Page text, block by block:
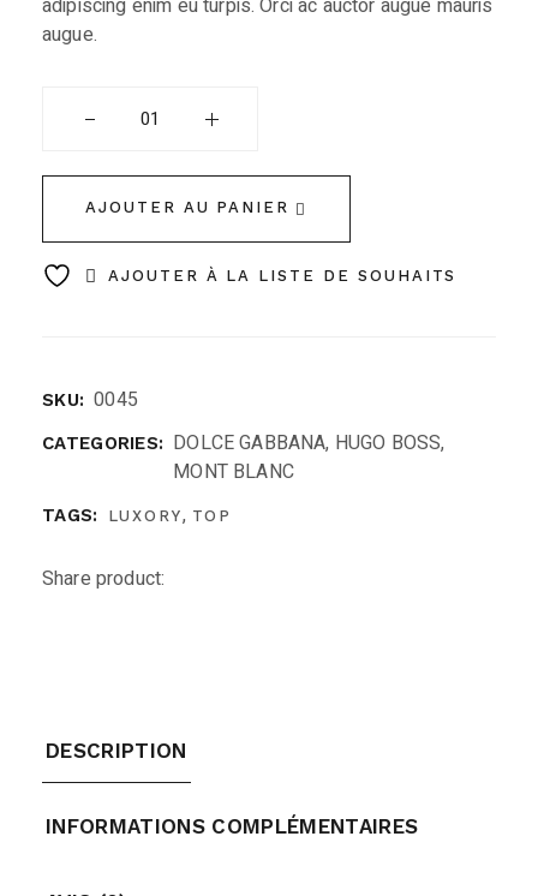
adipiscing enim eu turpis. Orci ac auctor augue mauris
augue.
AJOUTER AU PANIER
AJOUTER À LA LISTE DE SOUHAITS
SKU: 0045
CATEGORIES: DOLCE GABBANA, HUGO BOSS,
MONT BLANC
TAGS: LUXORY, TOP
Share product:
DESCRIPTION
INFORMATIONS COMPLÉMENTAIRES